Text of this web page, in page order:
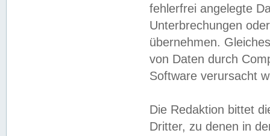
fehlerfrei angelegte
Unterbrechungen
übernehmen.
von Daten durch
Software verursacht
Die Redaktion bittet
Dritter, zu denen in